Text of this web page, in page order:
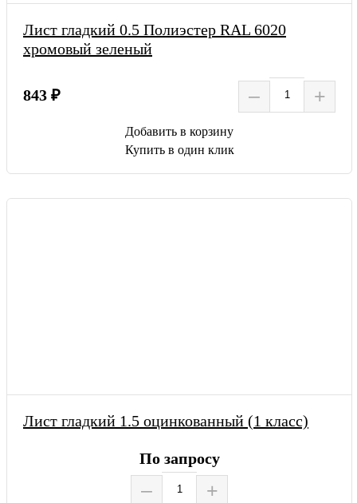
Лист гладкий 0.5 Полиэстер RAL 6020
хромовый зеленый
843 ₽ – +
Добавить в корзину
Купить в один клик
Лист гладкий 1.5 оцинкованный (1 класс)
По запросу
– +